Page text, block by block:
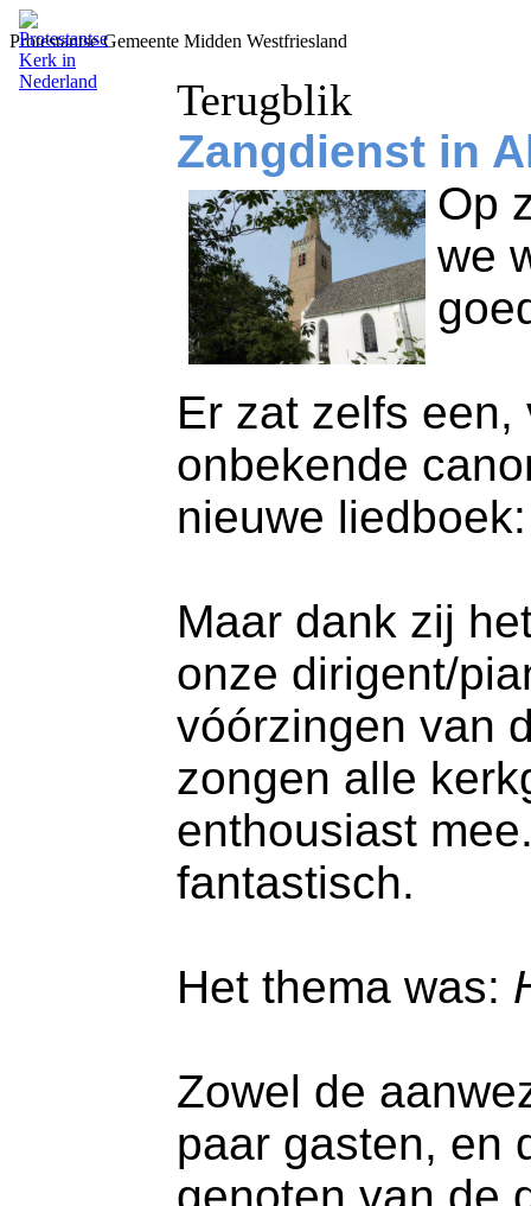
Protestantse Gemeente Midden Westfriesland
Terugblik
Zangdienst in
Op
we
Er zat zelfs
onbekende
nieuwe liedboek:
Maar dank zij
onze dirigent/
vóórzingen van
zongen alle
enthousiast
fantastisch.
Het thema was:
Zowel de
paar gasten, en